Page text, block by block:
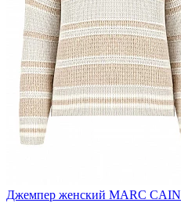
Джемпер женский MARC CAIN